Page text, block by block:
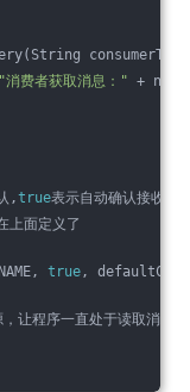
"消费者获取消息：" +
,true表示自动确认接收完
面定义了
true ,
序一直处于读取消息的